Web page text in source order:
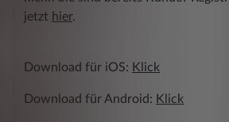
jetzt hier.
Download für iOS: Klick
Download für Android: Klick